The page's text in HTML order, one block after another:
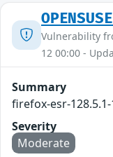
Vulnerability
12 00:00 -
Summary
firefox-esr-
Severity
Moderate